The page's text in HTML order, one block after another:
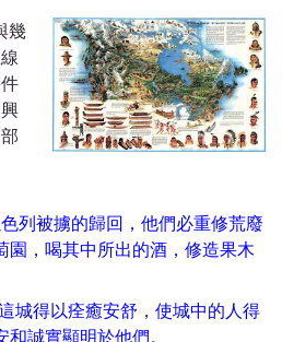
幾
列被擄的歸回，他們必重修荒廢
園，喝其中所出的酒，修造果木
城得以痊癒安舒，使城中的人得
誠實顯明於他們。